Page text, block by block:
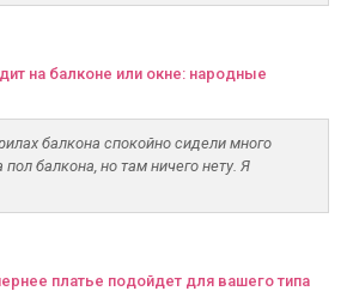
на балконе или окне: народные
балкона спокойно сидели много
пол балкона, но там ничего нету. Я
платье подойдет для вашего типа